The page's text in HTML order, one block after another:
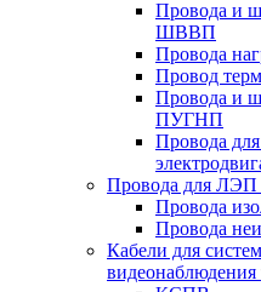
Провода и
ШВВП
Провода
Провод
Провода и
ПУГНП
Провода
Провода для ЛЭП
Провода
Провода
Кабели для
видеонаблюдения